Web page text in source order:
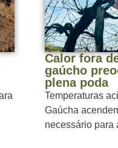
Calor fora
gaúcho
plena poda
Temperaturas
Gaúcha
necessário para